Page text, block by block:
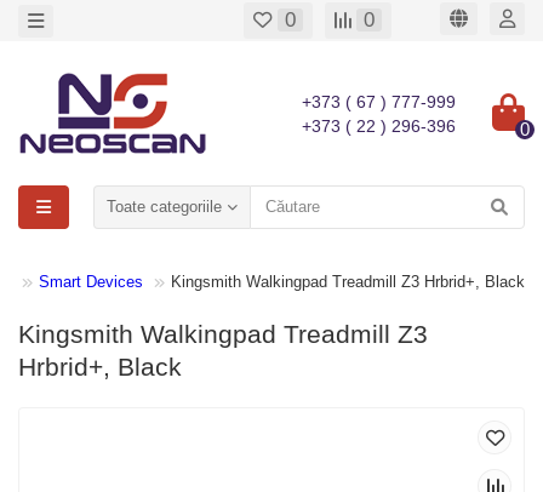
0 0
+373 ( 67 ) 777-999
+373 ( 22 ) 296-396
0
Toate categoriile
Smart Devices Kingsmith Walkingpad Treadmill Z3 Hrbrid+, Black
Kingsmith Walkingpad Treadmill Z3
Hrbrid+, Black